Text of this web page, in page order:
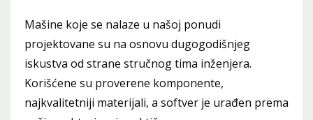
Mašine koje se nalaze u našoj ponudi
projektovane su na osnovu dugogodišnjeg
iskustva od strane stručnog tima inženjera.
Korišćene su proverene komponente,
najkvalitetniji materijali, a softver je urađen prema